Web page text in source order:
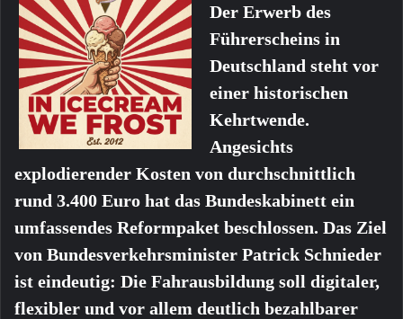
Der Erwerb des
Führerscheins in
Deutschland steht vor
einer historischen
Kehrtwende.
Angesichts
explodierender Kosten von durchschnittlich
rund 3.400 Euro hat das Bundeskabinett ein
umfassendes Reformpaket beschlossen. Das Ziel
von Bundesverkehrsminister Patrick Schnieder
ist eindeutig: Die Fahrausbildung soll digitaler,
flexibler und vor allem deutlich bezahlbarer